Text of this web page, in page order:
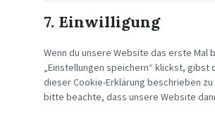
7. Einwilligung
Wenn du unsere Website das erste Mal
„Einstellungen speichern“ klickst, gibst
dieser Cookie-Erklärung beschrieben
bitte beachte, dass unsere Website